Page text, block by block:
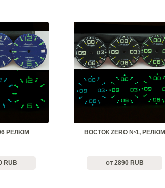
РЕЛЮМ
RUB
ВОСТОК ZERO №1, РЕЛЮМ
ОТ2890 RUB